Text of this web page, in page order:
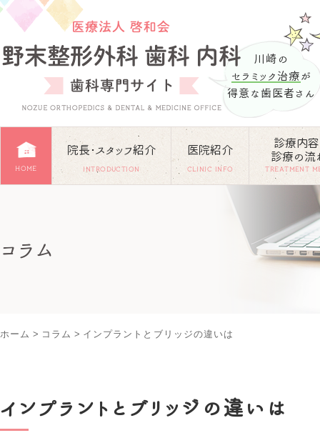
川崎の
セラミック治療 が
得意な歯医者さん
HOME
院長･スタッフ紹介
INTRODUCTION
医院紹介
CLINIC INFO
診療内
診療の流
TREATMENT
コラム
ホーム > コラム > インプラントとブリッジの違いは
インプラントとブリッジの違いは